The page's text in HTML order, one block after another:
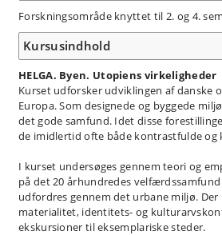
Forskningsområde knyttet til 2. og 4.
Kursusindhold
HELGA. Byen. Utopiens virkeligheder
Kurset udforsker udviklingen af danske
Europa. Som designede og byggede
det gode samfund. Idet disse
de imidlertid ofte både kontrastfulde og
I kurset undersøges gennem teori og
på det 20 århundredes
udfordres gennem det urbane miljø.
materialitet, identitets- og
ekskursioner til eksemplariske steder.